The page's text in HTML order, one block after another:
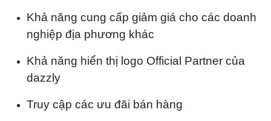
Khả năng cung cấp giảm giá cho các doanh
nghiệp địa phương khác
Khả năng hiển thị logo Official Partner của
dazzly
Truy cập các ưu đãi bán hàng